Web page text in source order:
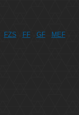
FZS FF GF
MEF